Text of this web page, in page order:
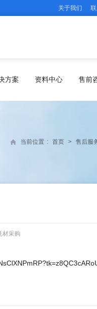
关于我们
方案 资料中心 售前
当前位置 : 首页 > 售后服
材采购